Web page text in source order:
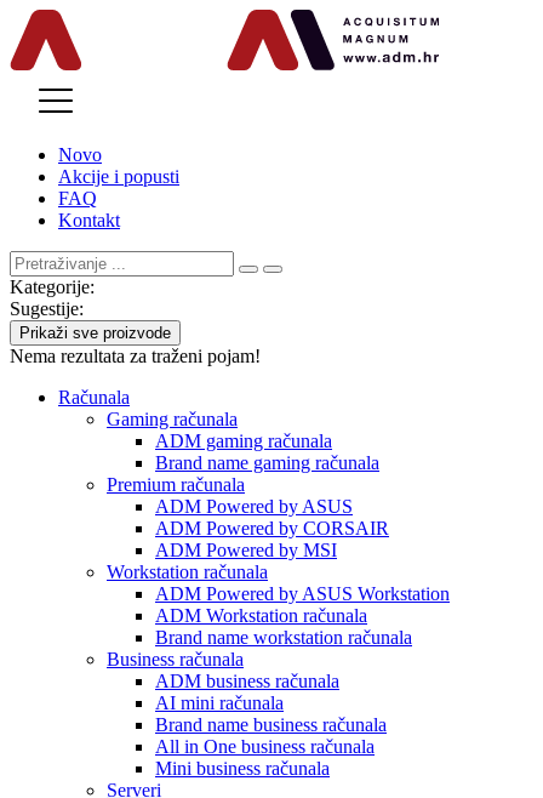
Novo
Akcije i popusti
FAQ
Kontakt
Kategorije:
Sugestije:
Prikaži sve proizvode
Nema rezultata za traženi pojam!
Računala
Gaming računala
ADM gaming računala
Brand name gaming računala
Premium računala
ADM Powered by ASUS
ADM Powered by CORSAIR
ADM Powered by MSI
Workstation računala
ADM Powered by ASUS Workstation
ADM Workstation računala
Brand name workstation računala
Business računala
ADM business računala
AI mini računala
Brand name business računala
All in One business računala
Mini business računala
Serveri